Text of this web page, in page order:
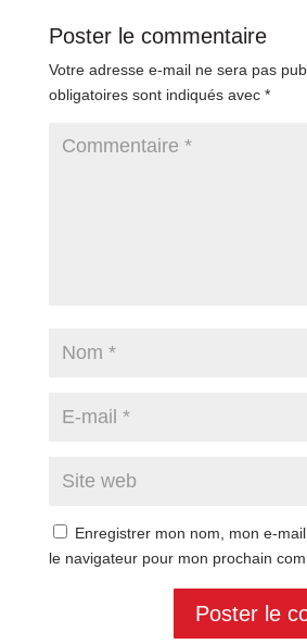
Poster le commentaire
Votre adresse e-mail ne sera pas
obligatoires sont indiqués avec *
Enregistrer mon nom, mon e-
le navigateur pour mon prochain